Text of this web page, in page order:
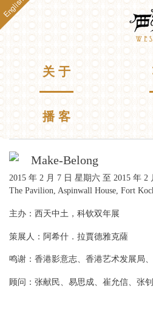
跳
转
到
主
要
内
容
Westheavens
English
主菜单 关 于
播 客
你在这里Make-Belong
2015 年 2 月 7 日 星期六 至 2015 年 2
The Pavilion, Aspinwall House, Fort
主办：西天中土，科钦双年展
策展人：阿希什．拉賈德雅克薩
鸣谢：香港影意志、香港艺术发展局
顾问：张献民、易思成、崔允信、张